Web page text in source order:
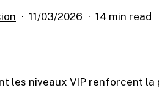
11/03/2026 14 min read
les niveaux VIP renforcent